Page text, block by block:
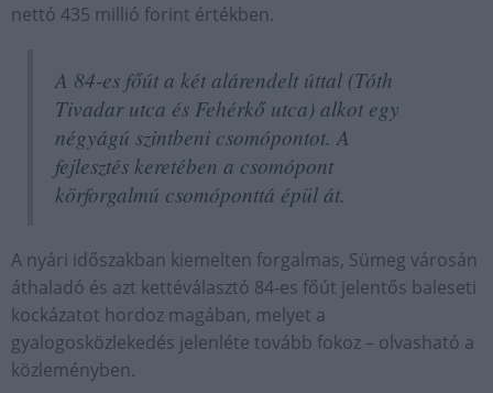
nettó 435 millió forint értékben.
A 84-es főút a két alárendelt úttal (Tóth
Tivadar utca és Fehérkő utca) alkot egy
négyágú szintbeni csomópontot. A
fejlesztés keretében a csomópont
körforgalmú csomóponttá épül át.
A nyári időszakban kiemelten forgalmas, Sümeg városán
áthaladó és azt kettéválasztó 84-es főút jelentős baleseti
kockázatot hordoz magában, melyet a
gyalogosközlekedés jelenléte tovább fokoz – olvasható a
közleményben.